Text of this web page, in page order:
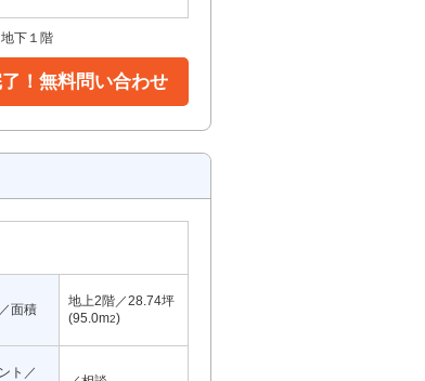
下１階
！無料問い合わせ
面積
地上2階／28.74坪
(95.0m2)
ト／